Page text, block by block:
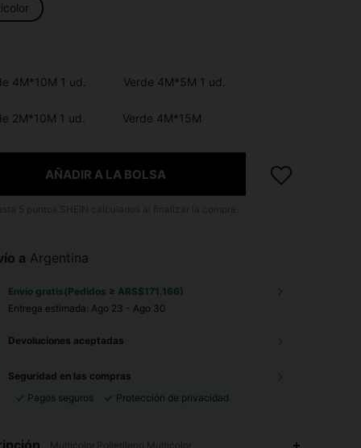
4M*10M 1 ud. Verde 4M*5M 1 ud.
2M*10M 1 ud. Verde 4M*15M
AÑADIR A LA BOLSA
5
a Argentina
Envío gratis(Pedidos ≥ ARS$171.166)
Entrega estimada: Ago 23 - Ago 30
Devoluciones aceptadas
Seguridad en las compras
Pagos seguros
Protección de privacidad
Multicolor,Polietileno,Multicolor